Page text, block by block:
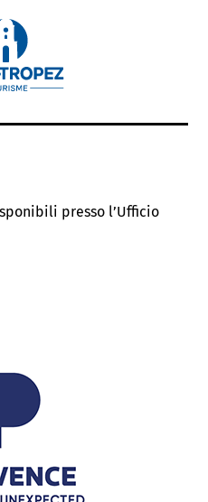
presso l’Ufficio